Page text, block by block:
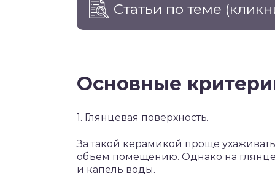
Статьи по теме
Основные
1. Глянцевая поверхность.
За такой керамикой проще
объем помещению. Однако на
и капель воды.